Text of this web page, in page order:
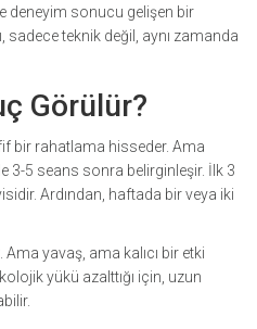
deneyim sonucu gelişen bir
sadece teknik değil, aynı zamanda
Görülür?
bir rahatlama hisseder. Ama
3-5 seans sonra belirginleşir. İlk 3
Ardından, haftada bir veya iki
yavaş, ama kalıcı bir etki
yükü azalttığı için, uzun